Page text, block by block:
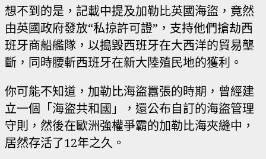
想不到的是，記載中提及加勒比英國海盜，竟然
由英國政府發放“私掠許可證”，支持他們搶劫西
班牙商船艦隊，以搗毀西班牙在大西洋的貿易壟
斷，同時腰斬西班牙在新大陸殖民地的獲利。
你可能不知道，加勒比海盜囂張的時期，曾經建
立一個「海盜共和國」，還公布自訂的海盜管理
守則，然後在歐洲強權爭霸的加勒比海夾縫中，
居然存活了12年之久。